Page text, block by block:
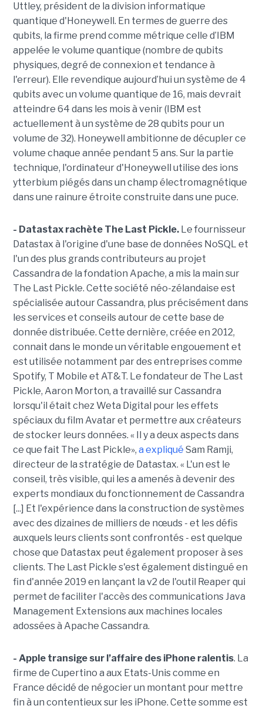
Uttley, président de la division informatique
quantique d'Honeywell. En termes de guerre des
qubits, la firme prend comme métrique celle d’IBM
appelée le volume quantique (nombre de qubits
physiques, degré de connexion et tendance à
l'erreur). Elle revendique aujourd’hui un système de 4
qubits avec un volume quantique de 16, mais devrait
atteindre 64 dans les mois à venir (IBM est
actuellement à un système de 28 qubits pour un
volume de 32). Honeywell ambitionne de décupler ce
volume chaque année pendant 5 ans. Sur la partie
technique, l'ordinateur d'Honeywell utilise des ions
ytterbium piégés dans un champ électromagnétique
dans une rainure étroite construite dans une puce.
- Datastax rachète The Last Pickle.Le fournisseur
Datastax à l'origine d'une base de données NoSQL et
l'un des plus grands contributeurs au projet
Cassandra de la fondation Apache, a mis la main sur
The Last Pickle. Cette société néo-zélandaise est
spécialisée autour Cassandra, plus précisément dans
les services et conseils autour de cette base de
donnée distribuée. Cette dernière, créée en 2012,
connait dans le monde un véritable engouement et
est utilisée notamment par des entreprises comme
Spotify, T Mobile et AT&T. Le fondateur de The Last
Pickle, Aaron Morton, a travaillé sur Cassandra
lorsqu'il était chez Weta Digital pour les effets
spéciaux du film Avatar et permettre aux créateurs
de stocker leurs données. « Il y a deux aspects dans
ce que fait The Last Pickle», a expliqué Sam Ramji,
directeur de la stratégie de Datastax. « L'un est le
conseil, très visible, qui les a amenés à devenir des
experts mondiaux du fonctionnement de Cassandra
[...] Et l'expérience dans la construction de systèmes
avec des dizaines de milliers de nœuds - et les défis
auxquels leurs clients sont confrontés - est quelque
chose que Datastax peut également proposer à ses
clients. The Last Pickle s'est également distingué en
fin d'année 2019 en lançant la v2 de l'outil Reaper qui
permet de faciliter l'accès des communications Java
Management Extensions aux machines locales
adossées à Apache Cassandra.
- Apple transige sur l’affaire des iPhone ralentis. La
firme de Cupertino a aux Etats-Unis comme en
France décidé de négocier un montant pour mettre
fin à un contentieux sur les iPhone. Cette somme est